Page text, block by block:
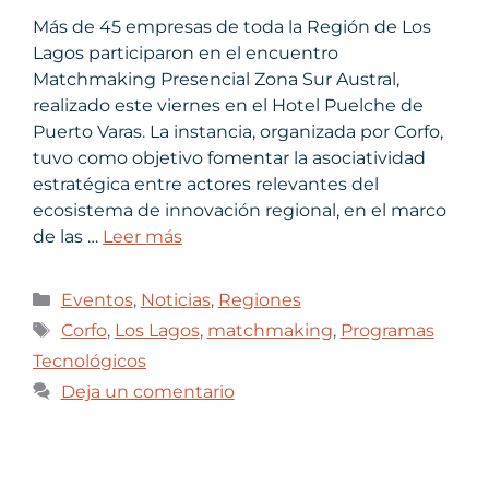
Más de 45 empresas de toda la Región de Los
Lagos participaron en el encuentro
Matchmaking Presencial Zona Sur Austral,
realizado este viernes en el Hotel Puelche de
Puerto Varas. La instancia, organizada por Corfo,
tuvo como objetivo fomentar la asociatividad
estratégica entre actores relevantes del
ecosistema de innovación regional, en el marco
de las … Leer más
Eventos, Noticias, Regiones
Corfo, Los Lagos, matchmaking, Programas
Tecnológicos
Deja un comentario